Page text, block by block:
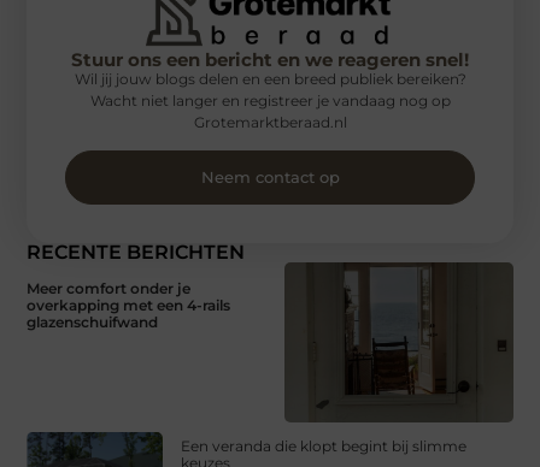
RECENTE BERICHTEN
Meer comfort onder je
overkapping met een 4-rails
glazenschuifwand
Een veranda die klopt begint bij slimme
keuzes
Stuur ons een bericht en we reageren snel!
Wil jij jouw blogs delen en een breed publiek bereiken?
Wacht niet langer en registreer je vandaag nog op
Grotemarktberaad.nl
Neem contact op